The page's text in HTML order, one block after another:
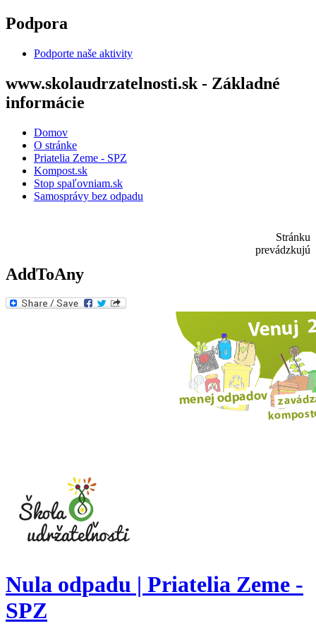
Skočiť na hlavný obsah
Podpora
Podporte naše aktivity
www.skolaudrzatelnosti.sk - Základné
informácie
Domov
O stránke
Priatelia Zeme - SPZ
Kompost.sk
Stop spaľovniam.sk
Samosprávy bez odpadu
Stránku
prevádzkujú
AddToAny
Nula odpadu | Priatelia Zeme -
SPZ